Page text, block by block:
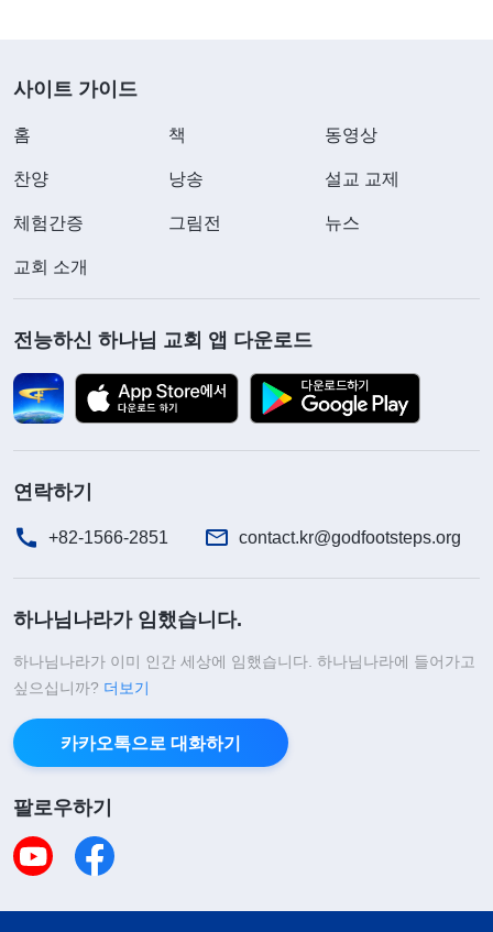
사이트 가이드
홈 책 동영상
찬양 낭송 설교 교제
체험간증 그림전 뉴스
교회 소개
전능하신 하나님 교회 앱 다운로드
연락하기
+82-1566-2851 contact.kr@godfootsteps.org
하나님나라가 임했습니다.
하나님나라가 이미 인간 세상에 임했습니다. 하나님나라에 들어가고
싶으십니까? 더보기
카카오톡으로 대화하기
팔로우하기